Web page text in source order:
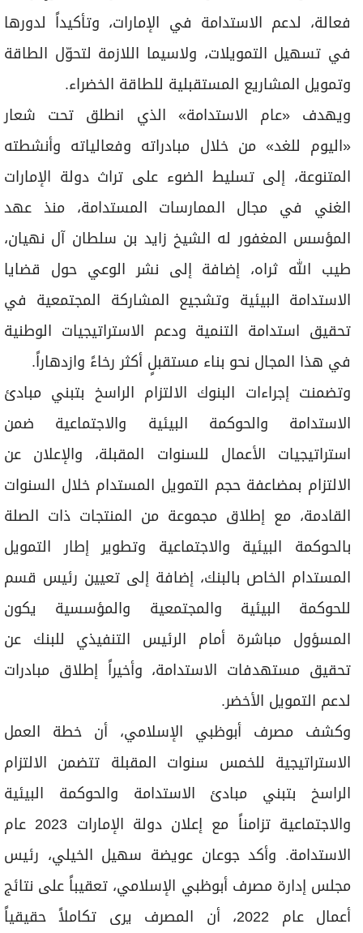
عدد اليوم
الأحوال الجوية
فعالة، لدعم الاستدامة في الإمارات، وتأكيداً لدورها
في تسهيل التمويلات، ولاسيما اللازمة لتحوّل الطاقة
وتمويل المشاريع المستقبلية للطاقة الخضراء.
ويهدف «عام الاستدامة» الذي انطلق تحت شعار
«اليوم للغد» من خلال مبادراته وفعالياته وأنشطته
المتنوعة، إلى تسليط الضوء على تراث دولة الإمارات
الغني في مجال الممارسات المستدامة، منذ عهد
المؤسس المغفور له الشيخ زايد بن سلطان آل نهيان،
طيب الله ثراه، إضافة إلى نشر الوعي حول قضايا
الاستدامة البيئية وتشجيع المشاركة المجتمعية في
تحقيق استدامة التنمية ودعم الاستراتيجيات الوطنية
في هذا المجال نحو بناء مستقبلٍ أكثر رخاءً وازدهاراً.
وتضمنت إجراءات البنوك الالتزام الراسخ بتبني مبادئ
الاستدامة والحوكمة البيئية والاجتماعية ضمن
استراتيجيات الأعمال للسنوات المقبلة، والإعلان عن
الالتزام بمضاعفة حجم التمويل المستدام خلال السنوات
القادمة، مع إطلاق مجموعة من المنتجات ذات الصلة
بالحوكمة البيئية والاجتماعية وتطوير إطار التمويل
المستدام الخاص بالبنك، إضافة إلى تعيين رئيس قسم
للحوكمة البيئية والمجتمعية والمؤسسية يكون
المسؤول مباشرة أمام الرئيس التنفيذي للبنك عن
تحقيق مستهدفات الاستدامة، وأخيراً إطلاق مبادرات
لدعم التمويل الأخضر.
وكشف مصرف أبوظبي الإسلامي، أن خطة العمل
الاستراتيجية للخمس سنوات المقبلة تتضمن الالتزام
الراسخ بتبني مبادئ الاستدامة والحوكمة البيئية
والاجتماعية تزامناً مع إعلان دولة الإمارات 2023 عام
الاستدامة. وأكد جوعان عويضة سهيل الخيلي، رئيس
مجلس إدارة مصرف أبوظبي الإسلامي، تعقيباً على نتائج
أعمال عام 2022، أن المصرف يرى تكاملاً حقيقياً